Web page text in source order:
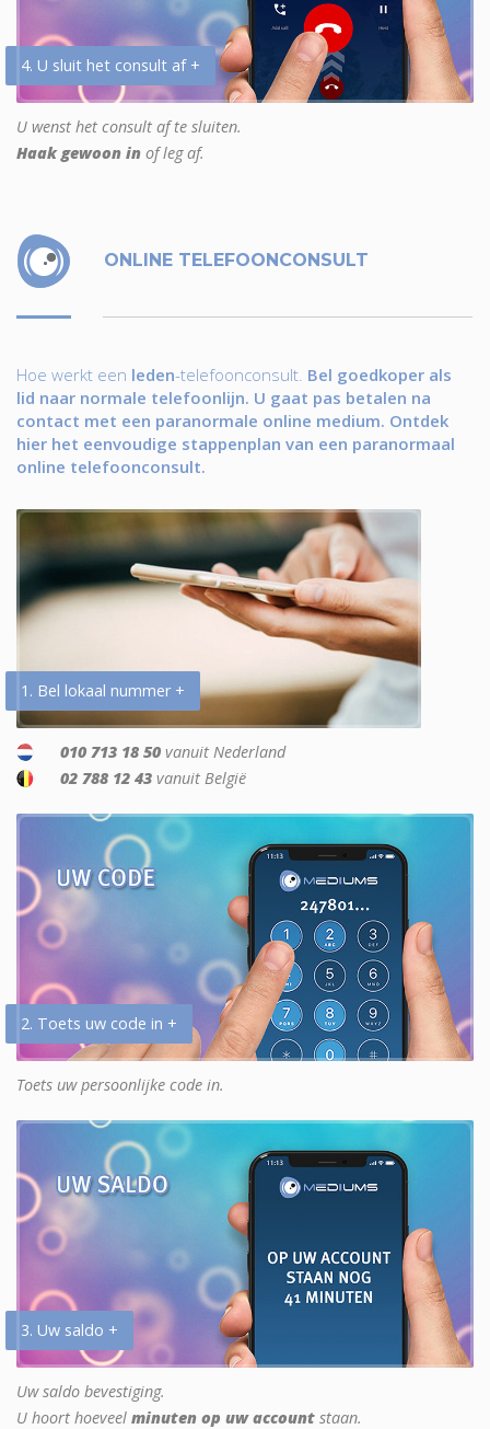
4. U sluit het consult af +
U wenst het consult af te sluiten.
Haak gewoon in of leg af.
ONLINE TELEFOONCONSULT
Hoe werkt een leden-telefoonconsult. Bel goedkoper als
lid naar normale telefoonlijn. U gaat pas betalen na
contact met een paranormale online medium. Ontdek
hier het eenvoudige stappenplan van een paranormaal
online telefoonconsult.
1. Bel lokaal nummer +
010 713 18 50 vanuit Nederland
02 788 12 43 vanuit België
2. Toets uw code in +
Toets uw persoonlijke code in.
3. Uw saldo +
Uw saldo bevestiging.
U hoort hoeveel minuten op uw account staan.